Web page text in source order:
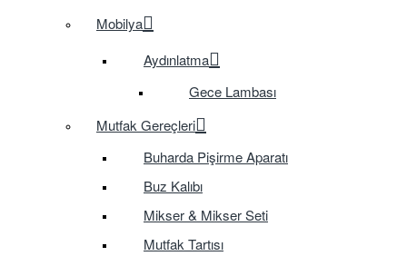
Mobilya
Aydınlatma
Gece Lambası
Mutfak Gereçleri
Buharda Pişirme Aparatı
Buz Kalıbı
Mikser & Mikser Seti
Mutfak Tartısı